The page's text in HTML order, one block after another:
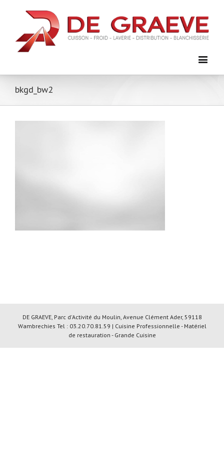
bkgd_bw2
DE GRAEVE, Parc d'Activité du Moulin, Avenue Clément Ader, 59118
Wambrechies Tel : 03.20.70.81.59 | Cuisine Professionnelle - Matériel
de restauration - Grande Cuisine